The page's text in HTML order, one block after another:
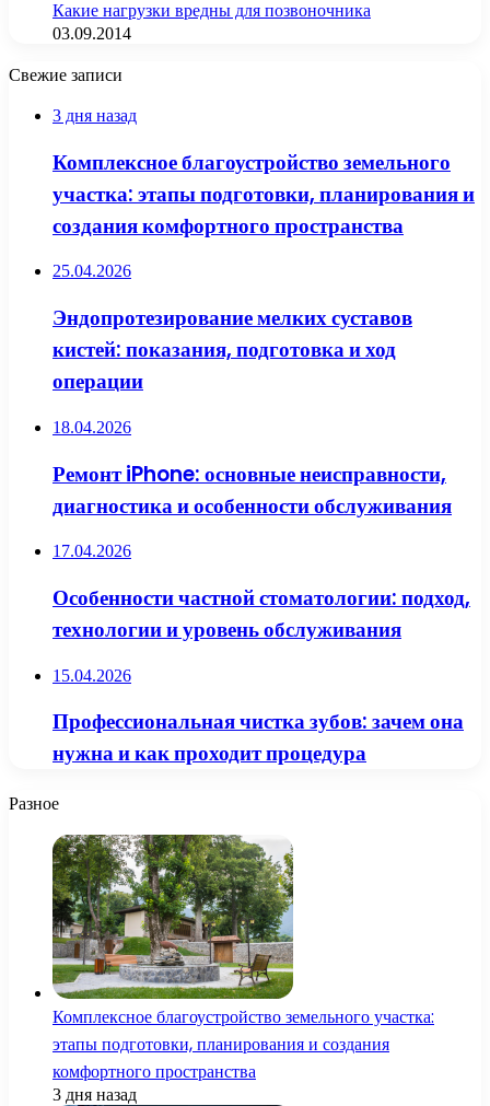
Какие нагрузки вредны для позвоночника
03.09.2014
Свежие записи
3 дня назад
Комплексное благоустройство земельного
участка: этапы подготовки, планирования и
создания комфортного пространства
25.04.2026
Эндопротезирование мелких суставов
кистей: показания, подготовка и ход
операции
18.04.2026
Ремонт iPhone: основные неисправности,
диагностика и особенности обслуживания
17.04.2026
Особенности частной стоматологии: подход,
технологии и уровень обслуживания
15.04.2026
Профессиональная чистка зубов: зачем она
нужна и как проходит процедура
Разное
Комплексное благоустройство земельного участка:
этапы подготовки, планирования и создания
комфортного пространства
3 дня назад